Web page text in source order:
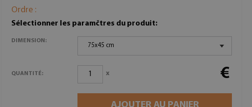
Ordre :
Sélectionner les paramčtres du produit:
DIMENSION:
75x45 cm
QUANTITÉ: x €
AJOUTER AU PANIER